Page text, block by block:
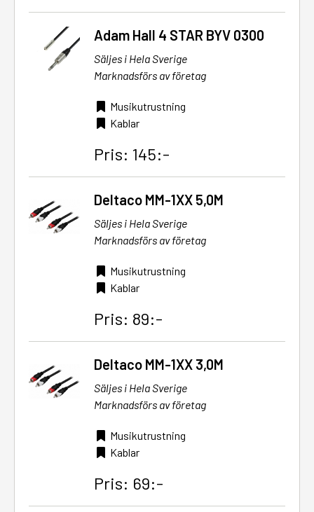
Adam Hall 4 STAR BYV 0300
Säljes i Hela Sverige
Marknadsförs av företag
Musikutrustning
Kablar
Pris: 145:-
Deltaco MM-1XX 5,0M
Säljes i Hela Sverige
Marknadsförs av företag
Musikutrustning
Kablar
Pris: 89:-
Deltaco MM-1XX 3,0M
Säljes i Hela Sverige
Marknadsförs av företag
Musikutrustning
Kablar
Pris: 69:-